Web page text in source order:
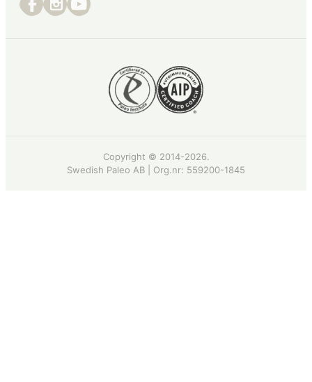
Copyright © 2014-2026.
Swedish Paleo AB | Org.nr: 559200-1845